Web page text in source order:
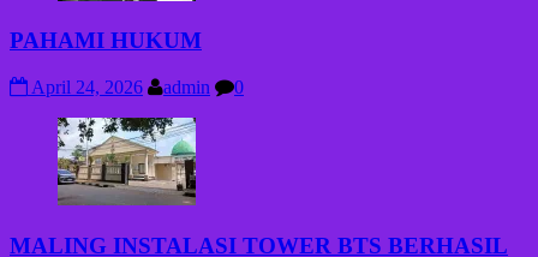
PAHAMI HUKUM
April 24, 2026 admin 0
MALING INSTALASI TOWER BTS BERHASIL